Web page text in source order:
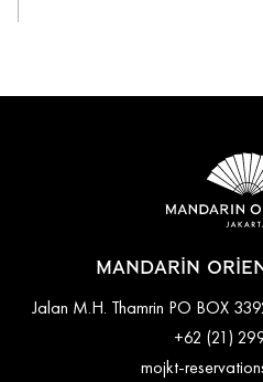
MANDARIN
Jalan M.H. Thamrin PO BOX
+62 (21)
mojkt-